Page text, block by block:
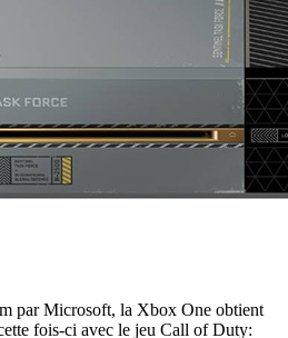
par Microsoft, la Xbox One obtient
fois-ci avec le jeu Call of Duty: